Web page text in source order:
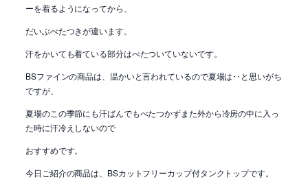
ーを着るようになってから、
だいぶべたつきが違います。
汗をかいても着ている部分はべたついていないです。
BSファインの商品は、温かいと言われているので夏場は‥と思いがち
ですが、
夏場のこの季節にも汗ばんでもべたつかずまた外から冷房の中に入っ
た時に汗冷えしないので
おすすめです。
今日ご紹介の商品は、BSカットフリーカップ付タンクトップです。